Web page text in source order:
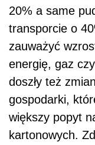
20% a same
transporcie o
zauważyć
energię, gaz
doszły też
gospodarki,
większy popyt
kartonowych.